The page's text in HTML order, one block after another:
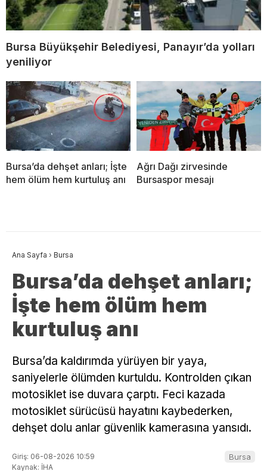
Bursa Büyükşehir Belediyesi, Panayır’da yolları
yeniliyor
Bursa’da dehşet anları; İşte
hem ölüm hem kurtuluş anı
Ağrı Dağı zirvesinde
Bursaspor mesajı
Ana Sayfa › Bursa
Bursa’da dehşet anları;
İşte hem ölüm hem
kurtuluş anı
Bursa’da kaldırımda yürüyen bir yaya,
saniyelerle ölümden kurtuldu. Kontrolden çıkan
motosiklet ise duvara çarptı. Feci kazada
motosiklet sürücüsü hayatını kaybederken,
dehşet dolu anlar güvenlik kamerasına yansıdı.
Giriş: 06-08-2026 10:59
Kaynak: İHA
Bursa